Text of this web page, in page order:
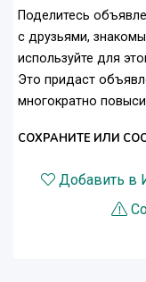
Поделитесь
с друзьями,
используйте для
Это придаст
многократно
СОХРАНИТЕ ИЛИ
Добавить в